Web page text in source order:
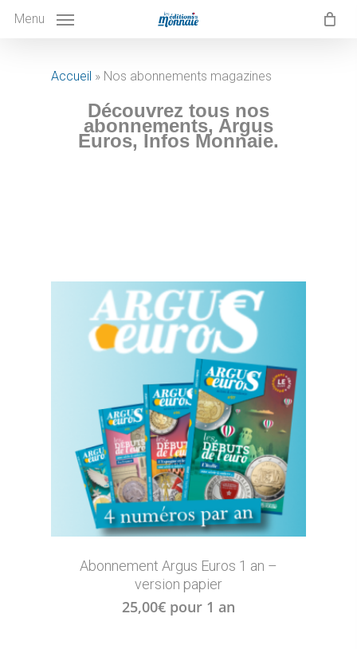
Menu
Accueil » Nos abonnements magazines
Découvrez tous nos
abonnements, Argus
Euros, Infos Monnaie.
Abonnement Argus Euros 1 an –
version papier
25,00€ pour 1 an